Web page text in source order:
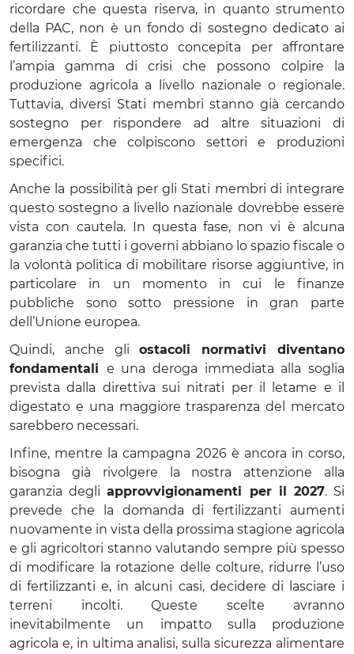
ricordare che questa riserva, in quanto strumento
della PAC, non è un fondo di sostegno dedicato ai
fertilizzanti. È piuttosto concepita per affrontare
l’ampia gamma di crisi che possono colpire la
produzione agricola a livello nazionale o regionale.
Tuttavia, diversi Stati membri stanno già cercando
sostegno per rispondere ad altre situazioni di
emergenza che colpiscono settori e produzioni
specifici.
Anche la possibilità per gli Stati membri di integrare
questo sostegno a livello nazionale dovrebbe essere
vista con cautela. In questa fase, non vi è alcuna
garanzia che tutti i governi abbiano lo spazio fiscale o
la volontà politica di mobilitare risorse aggiuntive, in
particolare in un momento in cui le finanze
pubbliche sono sotto pressione in gran parte
dell’Unione europea.
Quindi, anche gliostacoli normativi diventano
fondamentali e una deroga immediata alla soglia
prevista dalla direttiva sui nitrati per il letame e il
digestato e una maggiore trasparenza del mercato
sarebbero necessari.
Infine, mentre la campagna 2026 è ancora in corso,
bisogna già rivolgere la nostra attenzione alla
garanzia degliapprovvigionamenti per il 2027. Si
prevede che la domanda di fertilizzanti aumenti
nuovamente in vista della prossima stagione agricola
e gli agricoltori stanno valutando sempre più spesso
di modificare la rotazione delle colture, ridurre l’uso
di fertilizzanti e, in alcuni casi, decidere di lasciare i
terreni incolti. Queste scelte avranno
inevitabilmente un impatto sulla produzione
agricola e, in ultima analisi, sulla sicurezza alimentare